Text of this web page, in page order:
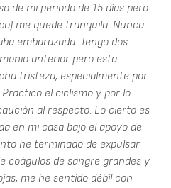
de mi periodo de 15 días pero
me quede tranquila. Nunca
embarazada. Tengo dos
anterior pero esta
tristeza, especialmente por
el ciclismo y por lo
al respecto. Lo cierto es
en mi casa bajo el apoyo de
he terminado de expulsar
coágulos de sangre grandes y
me he sentido débil con